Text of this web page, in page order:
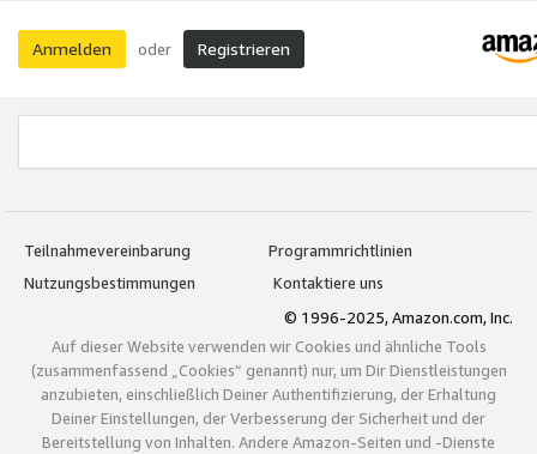
Anmelden oder Registrieren
Teilnahmevereinbarung
Programmrichtlinien
Nutzungsbestimmungen
Kontaktiere uns
© 1996-2025, Amazon.com, Inc.
Auf dieser Website verwenden wir Cookies und ähnliche Tools
(zusammenfassend „Cookies“ genannt) nur, um Dir Dienstleistungen
anzubieten, einschließlich Deiner Authentifizierung, der Erhaltung
Deiner Einstellungen, der Verbesserung der Sicherheit und der
Bereitstellung von Inhalten. Andere Amazon-Seiten und -Dienste